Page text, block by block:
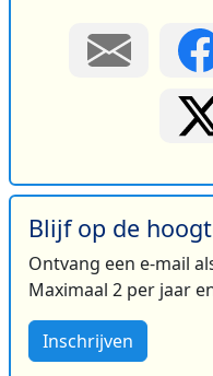
Blijf op de
Ontvang een e-mail
Maximaal 2 per jaar
Inschrijven